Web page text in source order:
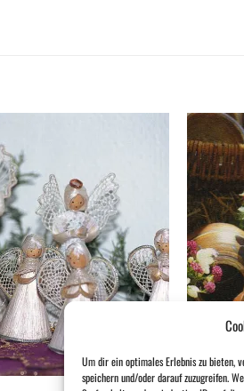
Um dir ein optimales Erlebnis zu bieten,
speichern und/oder darauf zuzugreifen.